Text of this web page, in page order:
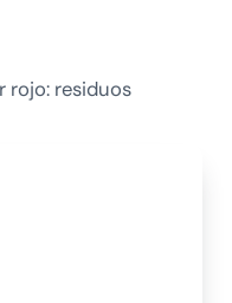
residuos